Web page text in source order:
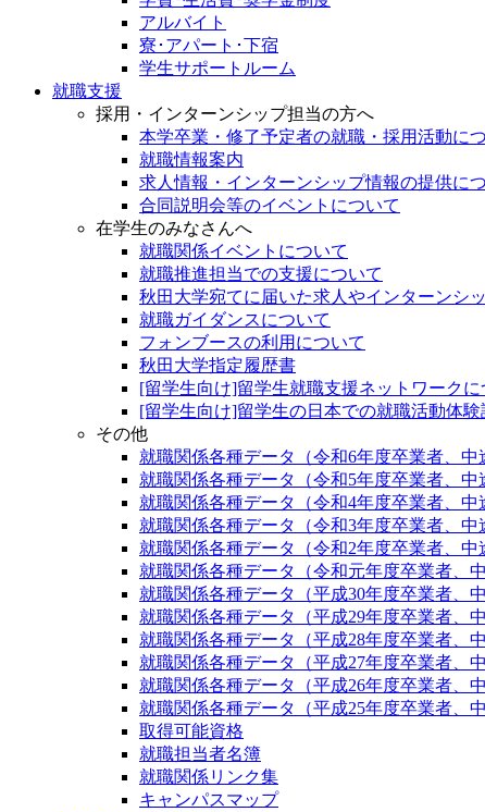
アルバイト
寮･アパート･下宿
学生サポートルーム
就職支援
採用・インターンシップ担当の方へ
本学卒業・修了予定者の就職・採用活動に
就職情報案内
求人情報・インターンシップ情報の提供に
合同説明会等のイベントについて
在学生のみなさんへ
就職関係イベントについて
就職推進担当での支援について
秋田大学宛てに届いた求人やインターンシ
就職ガイダンスについて
フォンブースの利用について
秋田大学指定履歴書
[留学生向け]留学生就職支援ネットワークに
[留学生向け]留学生の日本での就職活動体験
その他
就職関係各種データ（令和6年度卒業者、中
就職関係各種データ（令和5年度卒業者、中
就職関係各種データ（令和4年度卒業者、中
就職関係各種データ（令和3年度卒業者、中
就職関係各種データ（令和2年度卒業者、中
就職関係各種データ（令和元年度卒業者、中
就職関係各種データ（平成30年度卒業者、中
就職関係各種データ（平成29年度卒業者、中
就職関係各種データ（平成28年度卒業者、中
就職関係各種データ（平成27年度卒業者、中
就職関係各種データ（平成26年度卒業者、中
就職関係各種データ（平成25年度卒業者、中
取得可能資格
就職担当者名簿
就職関係リンク集
キャンパスマップ